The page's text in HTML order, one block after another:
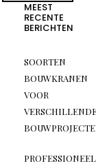
MEEST
RECENTE
BERICHTEN
SOORTEN
BOUWKRANEN
VOOR
PROFESSIONEEL